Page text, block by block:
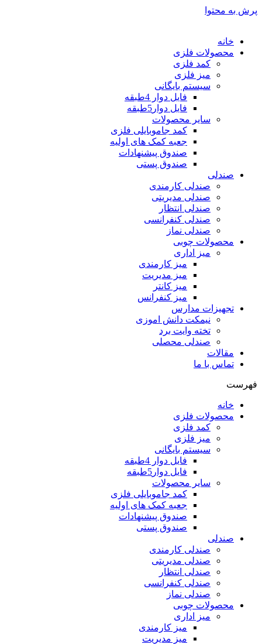
پرش به محتوا
خانه
محصولات فلزی
کمد فلزی
میز فلزی
سیستم بایگانی
فایل دوار 4طبقه
فایل دوار5طبقه
سایر محصولات
کمد جاموبایلی فلزی
جعبه کمک های اولیه
صندوق پیشنهادات
صندوق پستی
صندلی
صندلی کارمندی
صندلی مدیریتی
صندلی انتظار
صندلی کنفرانسی
صندلی نماز
محصولات چوبی
میز اداری
میز کارمندی
میز مدیریت
میز کانتر
میز کنفرانس
تجهیزات مدارس
نیمکت دانش اموزی
تخته وایت برد
صندلی محصلی
مقالات
تماس با ما
فهرست
خانه
محصولات فلزی
کمد فلزی
میز فلزی
سیستم بایگانی
فایل دوار 4طبقه
فایل دوار5طبقه
سایر محصولات
کمد جاموبایلی فلزی
جعبه کمک های اولیه
صندوق پیشنهادات
صندوق پستی
صندلی
صندلی کارمندی
صندلی مدیریتی
صندلی انتظار
صندلی کنفرانسی
صندلی نماز
محصولات چوبی
میز اداری
میز کارمندی
میز مدیریت